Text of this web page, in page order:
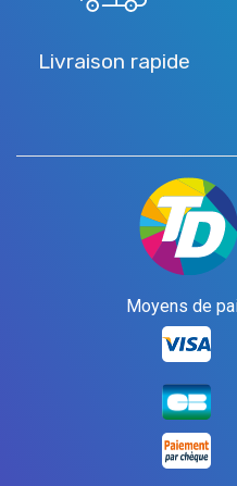
Livraison rapide
Moyens de